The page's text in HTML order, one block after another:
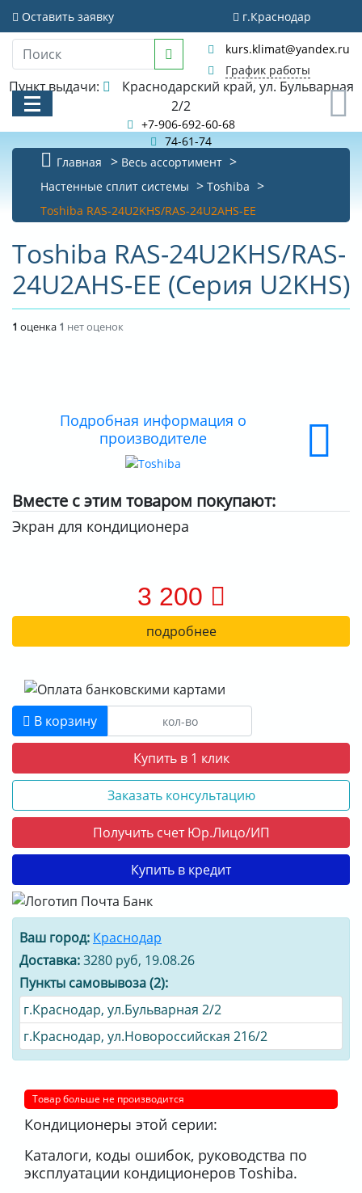
Оставить заявку г.Краснодар
kurs.klimat@yandex.ru
График работы
Пункт выдачи:
2/2
+7-906-692-60-68
74-61-74
КАТАЛОГ
АКЦИИ И РАСПРОДАЖИ
БИБЛИОТЕКА
НОВОСТИ
ОПЛАТА
Главная
Весь ассортимент
Настенные сплит системы
Toshiba
Toshiba RAS-24U2KHS/RAS-24U2AHS-EE
Toshiba RAS-24U2KHS/RAS-
24U2AHS-EE (Серия U2KHS)
1 оценка 1 нет оценок
Подробная информация о
производителе
Вместе с этим товаром покупают:
Экран для кондиционера
3 200
подробнее
В корзину
Купить в 1 клик
Заказать консультацию
Получить счет Юр.Лицо/ИП
Купить в кредит
Ваш город: Краснодар
Доставка:3280 руб, 19.08.26
Пункты самовывоза (2):
г.Краснодар, ул.Бульварная 2/2
г.Краснодар, ул.Новороссийская 216/2
Товар больше не производится
Кондиционеры этой серии:
Каталоги, коды ошибок, руководства по
эксплуатации кондиционеров Toshiba.